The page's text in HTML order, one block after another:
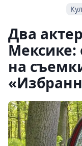
Два
Мексике:
на